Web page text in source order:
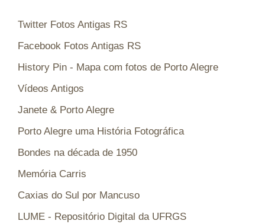
Twitter Fotos Antigas RS
Facebook Fotos Antigas RS
History Pin - Mapa com fotos de Porto Alegre
Vídeos Antigos
Janete & Porto Alegre
Porto Alegre uma História Fotográfica
Bondes na década de 1950
Memória Carris
Caxias do Sul por Mancuso
LUME - Repositório Digital da UFRGS